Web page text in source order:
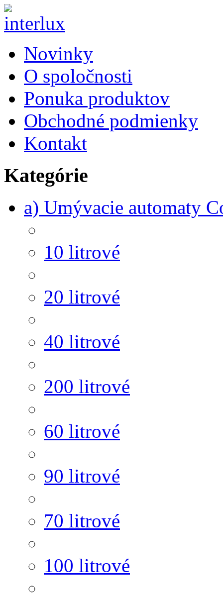
Novinky
O spoločnosti
Ponuka produktov
Obchodné podmienky
Kontakt
Kategórie
a) Umývacie automaty
10 litrové
20 litrové
40 litrové
200 litrové
60 litrové
90 litrové
70 litrové
100 litrové